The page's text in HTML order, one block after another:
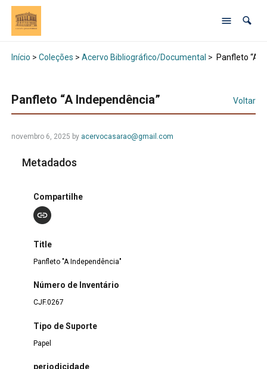
Início > Coleções > Acervo Bibliográfico/Documental > Panfleto “A
Panfleto “A Independência” Voltar
novembro 6, 2025 by acervocasarao@gmail.com
Metadados
Compartilhe
Title
Panfleto "A Independência"
Número de Inventário
CJF.0267
Tipo de Suporte
Papel
periodicidade